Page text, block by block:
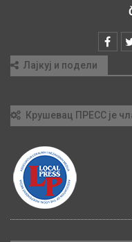
Лајкуј и подели
Крушевац ПРЕСС је